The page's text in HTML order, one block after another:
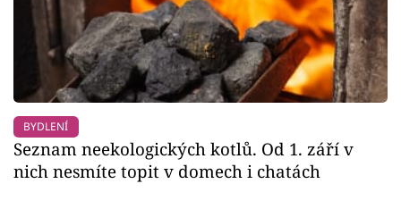
BYDLENÍ
Seznam neekologických kotlů. Od 1. září v
nich nesmíte topit v domech i chatách